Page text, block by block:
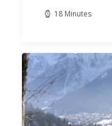
18 Minutes